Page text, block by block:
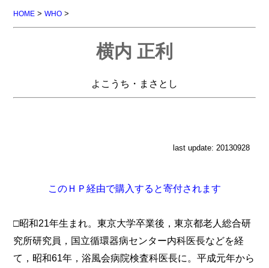
HOME >WHO >
横内 正利
よこうち・まさとし
last update: 20130928
このＨＰ経由で購入すると寄付されます
□昭和21年生まれ。東京大学卒業後，東京都老人総合研
究所研究員，国立循環器病センター内科医長などを経
て，昭和61年，浴風会病院検査科医長に。平成元年から